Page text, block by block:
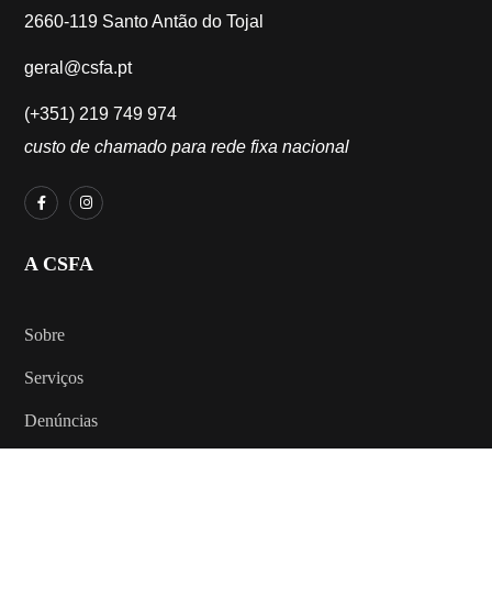
2660-119 Santo Antão do Tojal
geral@csfa.pt
(+351) 219 749 974
custo de chamado para rede fixa nacional
A CSFA
Sobre
Serviços
Denúncias